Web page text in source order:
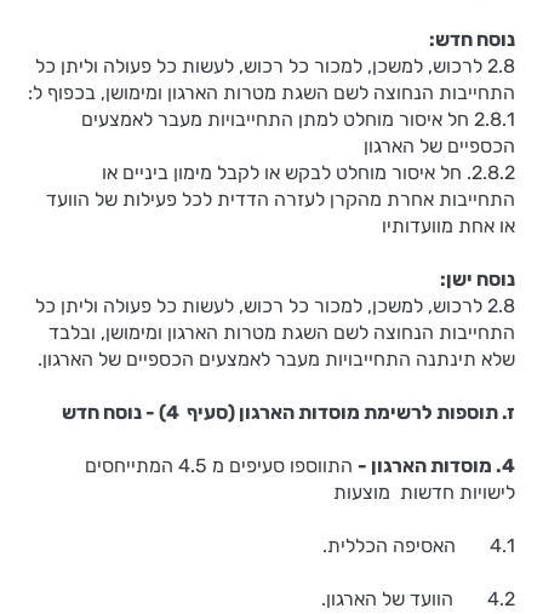
נוסח חדש:
2.8 לרכוש, למשכן, למכור כל רכוש, לעשות כל פעולה וליתן כל
התחייבות הנחוצה לשם השגת מטרות הארגון ומימושן, בכפוף ל:
2.8.1 חל איסור מוחלט למתן התחייבויות מעבר לאמצעים
הכספיים של הארגון
2.8.2. חל איסור מוחלט לבקש או לקבל מימון ביניים או
התחייבות אחרת מהקרן לעזרה הדדית לכל פעילות של הוועד
או אחת מוועדותיו
נוסח ישן:
2.8 לרכוש, למשכן, למכור כל רכוש, לעשות כל פעולה וליתן כל
התחייבות הנחוצה לשם השגת מטרות הארגון ומימושן, ובלבד
שלא תינתנה התחייבויות מעבר לאמצעים הכספיים של הארגון.
ז. תוספות לרשימת מוסדות הארגון (סעיף 4) - נוסח חדש
4. מוסדות הארגון -
התווספו סעיפים מ 4.5 המתייחסים
לישויות חדשות מוצעות
4.1 האסיפה הכללית.
4.2 הוועד של הארגון.